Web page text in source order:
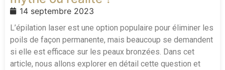
14 septembre 2023
L’épilation laser est une option populaire pour éliminer les
poils de façon permanente, mais beaucoup se demandent
si elle est efficace sur les peaux bronzées. Dans cet
article, nous allons explorer en détail cette question et